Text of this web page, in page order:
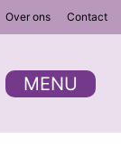
Over ons Contact
MENU